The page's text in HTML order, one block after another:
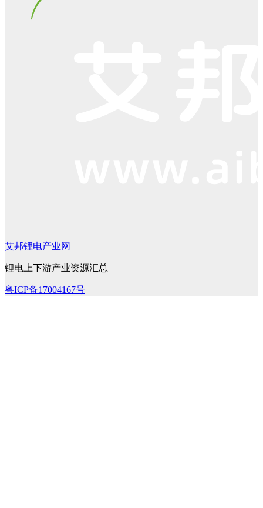
艾邦锂电产业网
锂电上下游产业资源汇总
粤ICP备17004167号